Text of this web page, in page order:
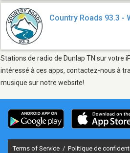
Country Roads 93.3 -
Stations de radio de Dunlap TN sur votre
intéressé à ces apps, contactez-nous à
musique sur notre website!
Terms of Service / Politique de